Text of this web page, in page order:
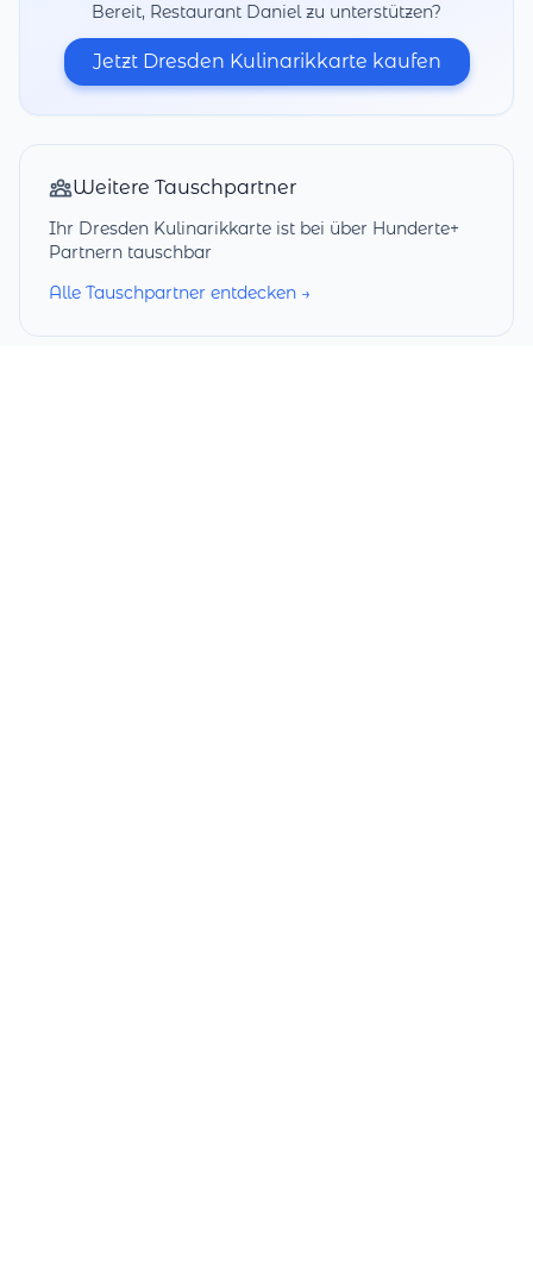
Bereit, Restaurant Daniel zu unterstützen?
Jetzt Dresden Kulinarikkarte kaufen
Weitere Tauschpartner
Ihr Dresden Kulinarikkarte ist bei über Hunderte+
Partnern tauschbar
Alle Tauschpartner entdecken →